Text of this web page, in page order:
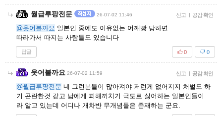
월급루팡전문 26-07-02 11:46 신고 | 공감 확인
@웃어볼까요 일본인 중에도 이유없는 어깨빵 당하면
따라가서 따지는 사람들도 있습니다
답글 0
0
웃어볼까요 26-07-02 11:59 신고 | 공감 확인
@월급루팡전문 네 그런분들이 많아져야 저런게 없어지지 처벌도 하
기 곤란한것 같고 남에게 피해끼치기 극도로 싫어하는 일본인들이
라 알고 있는데 어디나 개차반 무개념들은 존재하는 군요.